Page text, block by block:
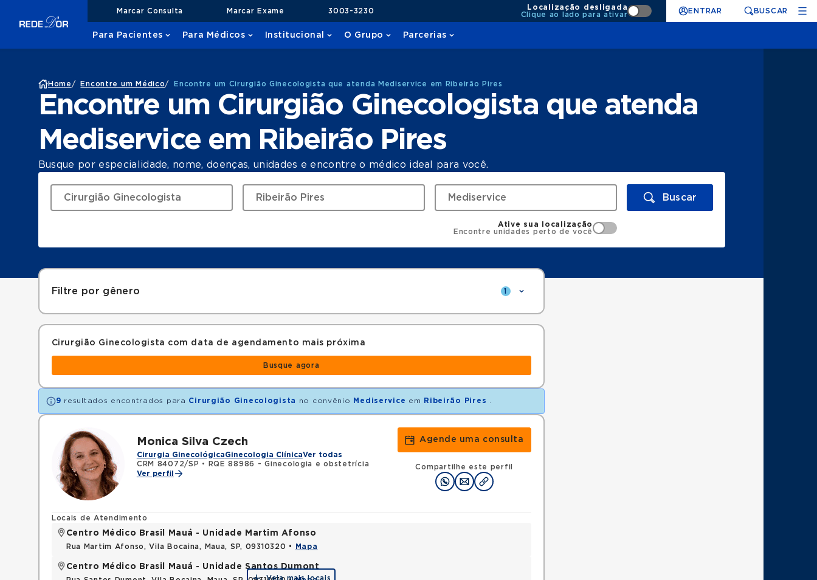
Marcar Consulta Marcar Exame 3003-3230
Localização desligada
Clique ao lado para ativar
ENTRAR BUSCAR
Para Pacientes Para Médicos Institucional O Grupo Parcerias
Home / Encontre um Médico/ Encontre um Cirurgião Ginecologista que atenda Mediservice em Ribeirão Pires
Encontre um Cirurgião Ginecologista que atenda
Mediservice em Ribeirão Pires
Busque por especialidade, nome, doenças, unidades e encontre o médico ideal para você.
Buscar
Ative sua localização
Encontre unidades perto de você
Filtre por gênero 1
Cirurgião Ginecologista com data de agendamento mais próxima
Busque agora
9 resultados encontrados para Cirurgião Ginecologista no convênio Mediservice em Ribeirão Pires
Monica Silva Czech
Cirurgia GinecológicaGinecologia ClínicaVer todas
CRM 84072/SP •
RQE 88986 - Ginecologia e obstetrícia
Ver perfil
Agende uma consulta
Compartilhe este perfil
Locais de Atendimento
Centro Médico Brasil Mauá - Unidade Martim Afonso
Rua Martim Afonso, Vila Bocaina, Maua, SP, 09310320 • Mapa
Centro Médico Brasil Mauá - Unidade Santos Dumont
Veja mais locais